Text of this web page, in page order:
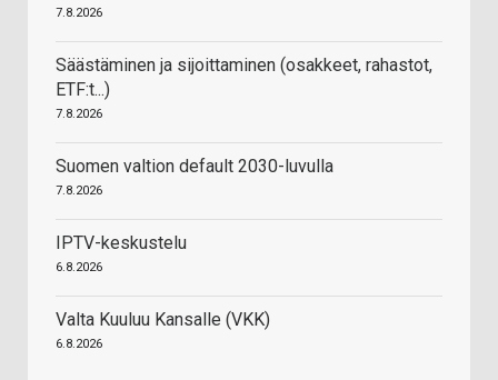
7.8.2026
Säästäminen ja sijoittaminen (osakkeet, rahastot,
ETF:t...)
7.8.2026
Suomen valtion default 2030-luvulla
7.8.2026
IPTV-keskustelu
6.8.2026
Valta Kuuluu Kansalle (VKK)
6.8.2026